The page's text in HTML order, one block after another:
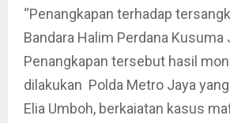
“Penangkapan terhadap
Bandara Halim Perdana Kusuma
Penangkapan tersebut hasil
dilakukan Polda Metro Jaya
Elia Umboh, berkaiatan kasus